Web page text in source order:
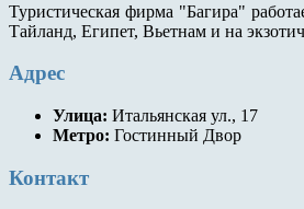
Туристическая фирма "Багира"
Тайланд, Египет, Вьетнам и на
Адрес
Улица: Итальянская ул., 17
Метро: Гостинный Двор
Контакт